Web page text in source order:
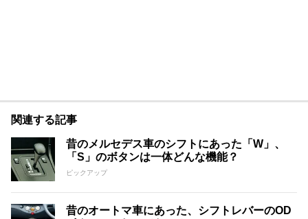
関連する記事
昔のメルセデス車のシフトにあった「W」、
「S」のボタンは一体どんな機能？
ピックアップ
昔のオートマ車にあった、シフトレバーのOD